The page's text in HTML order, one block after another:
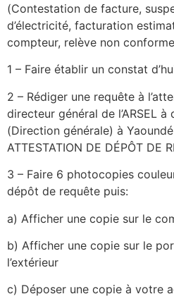
(Contestation de facture,
d’électricité, facturation
compteur, relève non
1 – Faire établir un constat
2 – Rédiger une requête à
directeur général de l’ARSEL à
(Direction générale) à
ATTESTATION DE DÉPÔT DE
3 – Faire 6 photocopies
dépôt de requête puis:
a) Afficher une copie sur le
b) Afficher une copie sur le
l’extérieur
c) Déposer une copie à votre